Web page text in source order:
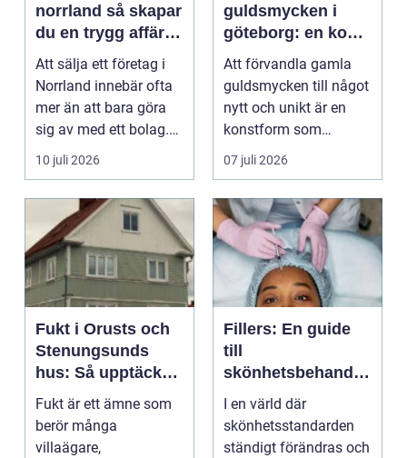
norrland så skapar
du en trygg affär
från start till mål
Att sälja ett företag i
Norrland innebär ofta
mer än att bara göra
sig av med ett bolag.
För många ä...
10 juli 2026
guldsmycken i
göteborg: en konst
att förnya det
gamla
Att förvandla gamla
guldsmycken till något
nytt och unikt är en
konstform som
kombinerar
traditionel...
07 juli 2026
Fukt i Orusts och
Stenungsunds
hus: Så upptäcker
och åtgärdar du
problemet
Fukt är ett ämne som
berör många
villaägare,
Fillers: En guide
till
skönhetsbehandli
ngar i Stockholm
I en värld där
skönhetsstandarden
ständigt förändras och